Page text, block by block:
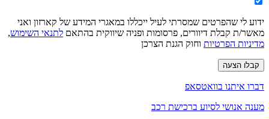
ידוע לי שהפרטים שמסרתי לעיל ייכללו במאגרי המידע של קארזון ואני
מאשר/ת קבלת דיוורים, פרסומות ופניה שיווקית בהתאם לתנאי השימוש,
מדיניות הפרטיות וחוק הגנת הצרכן
קבלו הצעה
דברו איתנו בוואטסאפ
מענה אנושי לסיוע ברכישת רכב